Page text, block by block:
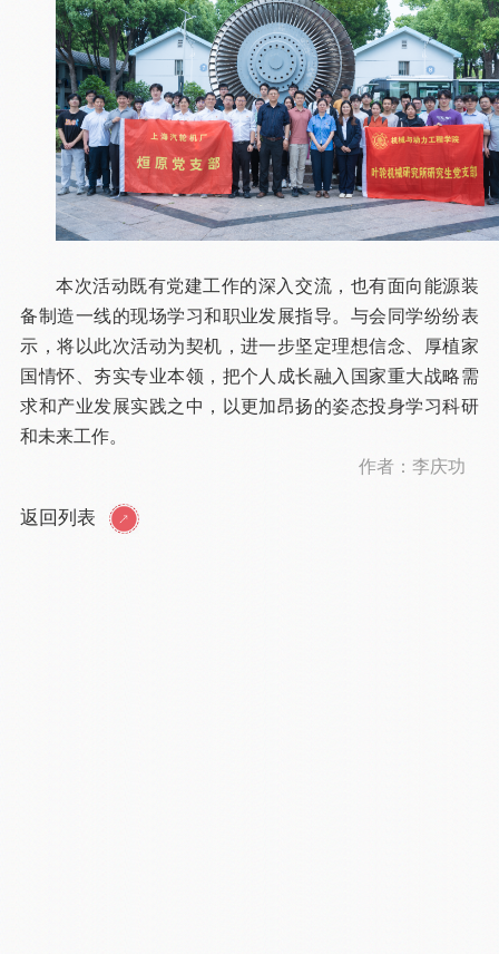
本次活动既有党建工作的深入交流，也有面向能源装
备制造一线的现场学习和职业发展指导。与会同学纷纷表
示，将以此次活动为契机，进一步坚定理想信念、厚植家
国情怀、夯实专业本领，把个人成长融入国家重大战略需
求和产业发展实践之中，以更加昂扬的姿态投身学习科研
和未来工作。
作者：李庆功
返回列表